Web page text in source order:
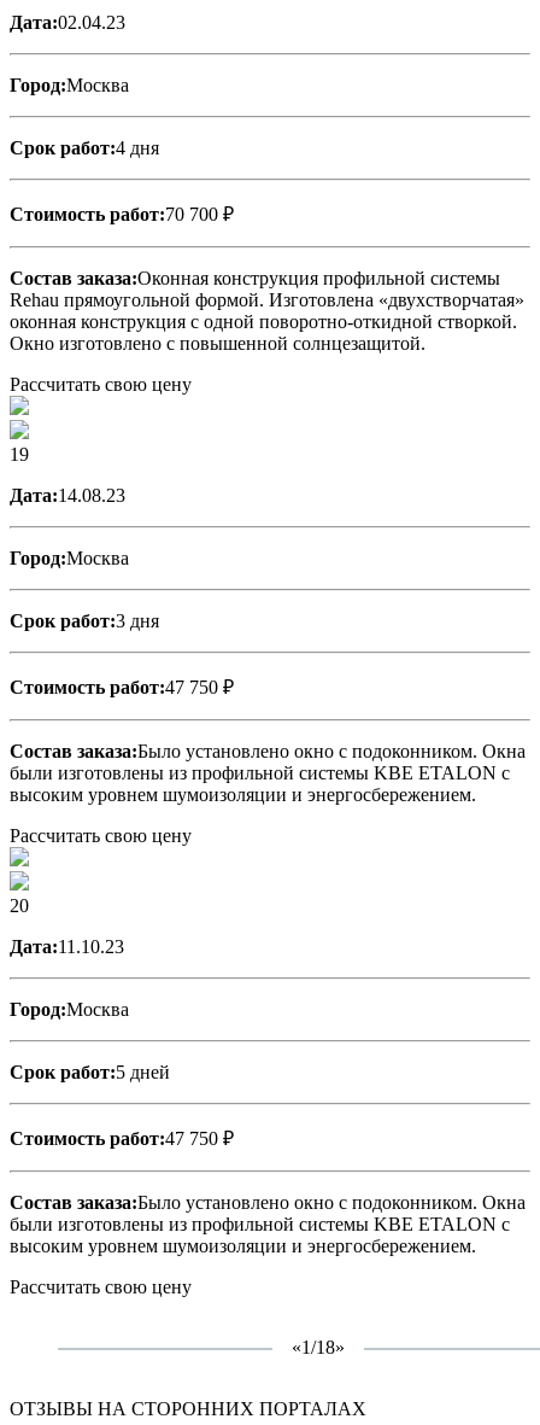
Дата:02.04.23
Город:Москва
Срок работ:4 дня
Стоимость работ:70 700 ₽
Состав заказа:Оконная конструкция профильной системы
Rehau прямоугольной формой. Изготовлена «двухстворчатая»
оконная конструкция с одной поворотно-откидной створкой.
Окно изготовлено с повышенной солнцезащитой.
Рассчитать свою цену
19
Дата:14.08.23
Город:Москва
Срок работ:3 дня
Стоимость работ:47 750 ₽
Состав заказа:Было установлено окно с подоконником. Окна
были изготовлены из профильной системы KBE ETALON с
высоким уровнем шумоизоляции и энергосбережением.
Рассчитать свою цену
20
Дата:11.10.23
Город:Москва
Срок работ:5 дней
Стоимость работ:47 750 ₽
Состав заказа:Было установлено окно с подоконником. Окна
были изготовлены из профильной системы KBE ETALON с
высоким уровнем шумоизоляции и энергосбережением.
Рассчитать свою цену
«1/18»
ОТЗЫВЫ НА СТОРОННИХ ПОРТАЛАХ